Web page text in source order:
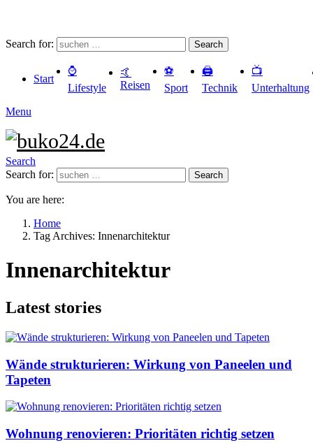
Search for: Search
Start
⌚️
Lifestyle
🤙
Reisen
⚽️
Sport
🖨️
Technik
📺
Unterhaltung
Menu
Search
Search for:
Search
You are here:
Home
Tag Archives: Innenarchitektur
Innenarchitektur
Latest stories
Wände strukturieren: Wirkung von Paneelen und
Tapeten
Wohnung renovieren: Prioritäten richtig setzen